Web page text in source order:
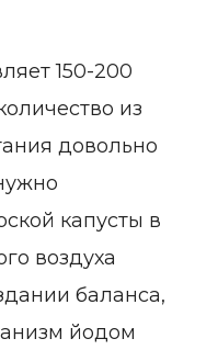
150-200
из
довольно
капусты в
воздуха
баланса,
йодом